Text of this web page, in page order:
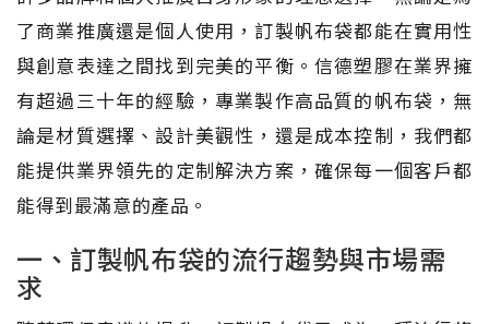
了商業推廣還是個人使用，訂製帆布袋都能在實用性
與創意表達之間找到完美的平衡。信德塑膠在業界擁
有超過三十年的經驗，專業製作高品質的帆布袋，無
論是材質選擇、設計美觀性，還是成本控制，我們都
能提供業界領先的定制解決方案，確保每一個客戶都
能得到最滿意的產品。
一、訂製帆布袋的流行趨勢與市場需
求